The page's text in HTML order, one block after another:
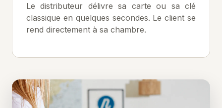
Le distributeur délivre sa carte ou sa clé
classique en quelques secondes. Le client se
rend directement à sa chambre.